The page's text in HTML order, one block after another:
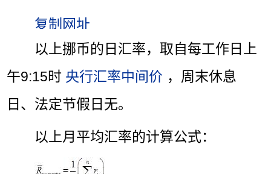
以上挪币的日汇率，取自每工作日上
午9:15时 央行汇率中间价 ，周末休息
日、法定节假日无。
以上月平均汇率的计算公式：